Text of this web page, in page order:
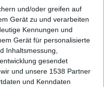
und/oder greifen auf
Gerät zu und verarbeiten
Kennungen und
Gerät für personalisierte
Inhaltsmessung,
gesendet
und unsere 1538 Partner
und Kenndaten